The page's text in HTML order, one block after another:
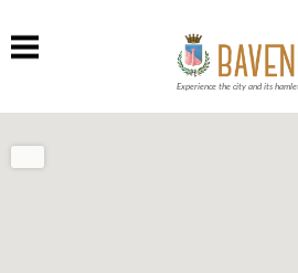
Experience the city and its